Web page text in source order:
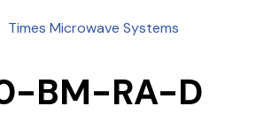
Times Microwave Systems
BM-RA-D